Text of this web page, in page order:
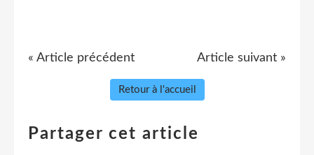
« Article précédent Article suivant »
Retour à l'accueil
Partager cet article